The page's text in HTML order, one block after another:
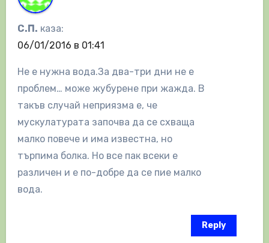
С.П. каза:
06/01/2016 в 01:41
Не е нужна вода.За два-три дни не е
проблем… може жубурене при жажда. В
такъв случай неприязма е, че
мускулатурата започва да се схваща
малко повече и има известна, но
търпима болка. Но все пак всеки е
различен и е по-добре да се пие малко
вода.
Reply